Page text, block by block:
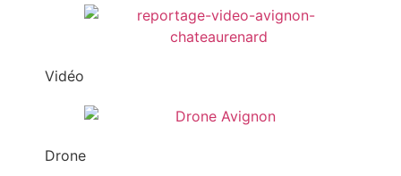
Vidéo
Drone